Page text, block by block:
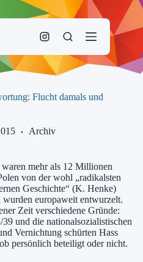
Flucht damals und
Archiv
mehr als 12 Millionen
von der wohl „radikalsten
Geschichte“ (K. Henke)
europaweit entwurzelt.
Zeit verschiedene Gründe:
und die nationalsozialistischen
Vernichtung schürten Hass
persönlich beteiligt oder nicht.